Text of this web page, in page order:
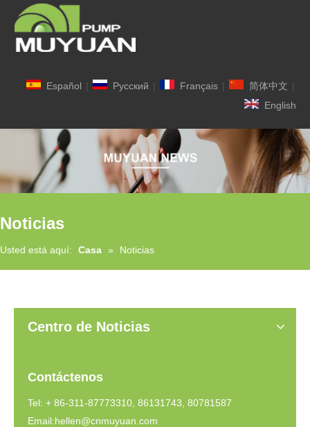
Español | Pусский | Français | 简体中文 |
English
Noticias
Usted está aquí: Casa » Noticias
Centro de Noticias
Contáctenos
Tel: + 86-311-87773310, 86131743, 80781587
Email:hellen@cnmuyuan.com